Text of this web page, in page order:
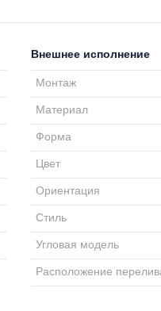
Внешнее исполнение
Монтаж
Материал
Форма
Цвет
Ориентация
Стиль
Угловая модель
Расположение